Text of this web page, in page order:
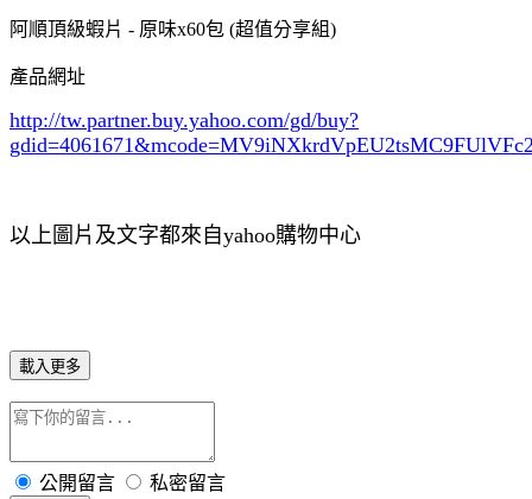
阿順頂級蝦片 - 原味x60包 (超值分享組)
產品網址
http://tw.partner.buy.yahoo.com/gd/buy?
gdid=4061671
以上圖片及文字都來自yahoo購物中心
載入更多
公開留言 私密留言